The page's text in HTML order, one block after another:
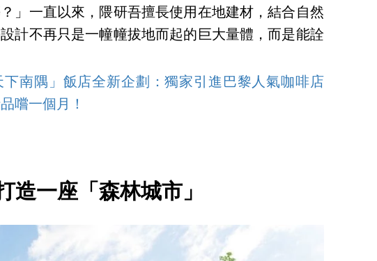
」一直以來，隈研吾擅長使用在地建材，結合自然
計不再只是一幢幢拔地而起的巨大量體，而是能詮
南隅」飯店全新企劃：獨家引進巴黎人氣咖啡店
嚐一個月！
造一座「森林城市」